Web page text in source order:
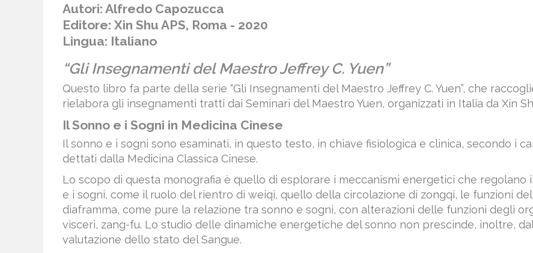
Autori: Alfredo Capozucca
Editore: Xin Shu APS, Roma - 2020
Lingua: Italiano
“Gli Insegnamenti del Maestro Jeffrey C. Yuen”
Questo libro fa parte della serie “Gli Insegnamenti del Maestro Jeffrey C. Yuen”, che
rielabora gli insegnamenti tratti dai Seminari del Maestro Yuen, organizzati in Italia da Xin
Il Sonno e i Sogni in Medicina Cinese
Il sonno e i sogni sono esaminati, in questo testo, in chiave fisiologica e clinica, secondo i
dettati dalla Medicina Classica Cinese.
Lo scopo di questa monografia è quello di esplorare i meccanismi energetici che regolano
e i sogni, come il ruolo del rientro di weiqi, quello della circolazione di zongqi, le funzioni del
diaframma, come pure la relazione tra sonno e sogni, con alterazioni delle funzioni degli
visceri, zang-fu. Lo studio delle dinamiche energetiche del sonno non prescinde, inoltre,
valutazione dello stato del Sangue.